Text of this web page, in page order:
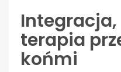
terapia
końmi